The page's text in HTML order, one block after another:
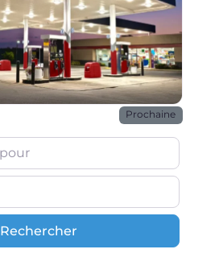
Prochaine
RechercherRechercher